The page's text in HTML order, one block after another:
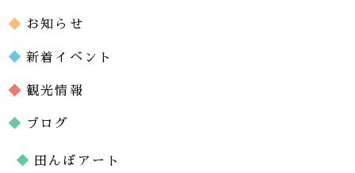
お知らせ
新着イベント
観光情報
ブログ
田んぼアート